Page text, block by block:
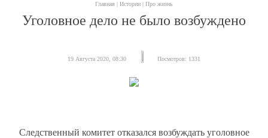
Главная | Истории | Про жизнь
Уголовное дело не было возбуждено
19 Августа 2020, 08:30 Посмотров: 1331
Следственный комитет отказался возбуждать уголовное